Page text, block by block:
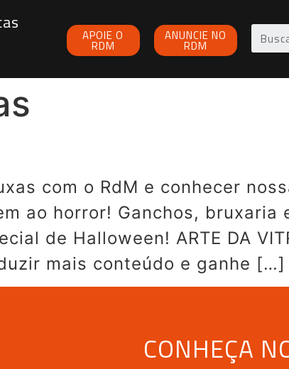
APOIE O
RDM
ANUNCIE NO
RDM
com o RdM e conhecer
ao horror! Ganchos, bruxaria
de Halloween! ARTE DA
mais conteúdo e ganhe […]
CONHEÇA